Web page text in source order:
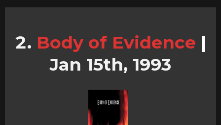
Body of Evidence |
Jan 15th, 1993